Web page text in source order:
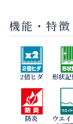
機能・特徴
2倍ヒダ 形状
防炎 ウエ